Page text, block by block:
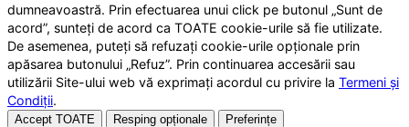
dumneavoastră. Prin efectuarea unui click pe butonul „Sunt de
acord”, sunteți de acord ca TOATE cookie-urile să fie utilizate.
De asemenea, puteți să refuzați cookie-urile opționale prin
apăsarea butonului „Refuz”. Prin continuarea accesării sau
utilizării Site-ului web vă exprimați acordul cu privire la Termeni și
Condiții.
Accept TOATE Resping opționale
Preferințe